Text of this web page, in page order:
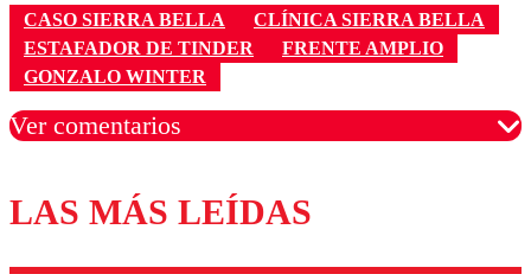
CASO SIERRA BELLA
CLÍNICA SIERRA BELLA
ESTAFADOR DE TINDER
FRENTE AMPLIO
GONZALO WINTER
Ver comentarios
Los comentarios son moderados para garantizar un
diálogo respetuoso.
Nombre
LAS MÁS LEÍDAS